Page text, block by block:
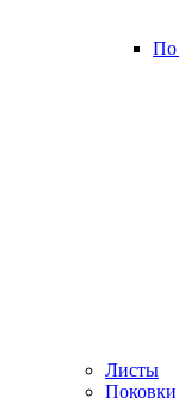
По
Листы
Поковки